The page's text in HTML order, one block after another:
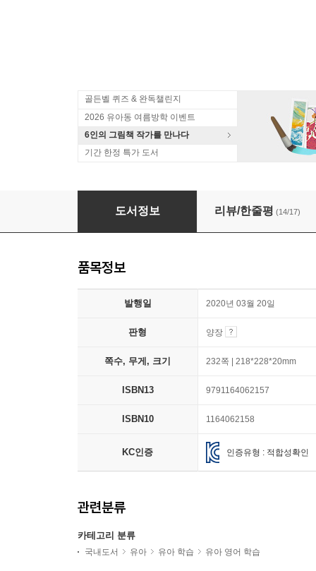
골든벨 퀴즈 & 완독챌린지
2026 유아동 여름방학 이벤트
6인의 그림책 작가를 만나다
기간 한정 특가 도서
기적의 세마디 영어 A세트
도서정보 리뷰/한줄평 (14/17)
품목정보
발행일 2020년 03월 20일
판형 양장
쪽수, 무게, 크기 232쪽 | 218*228*20mm
ISBN13 9791164062157
ISBN10 1164062158
KC인증 인증유형 : 적합성확인
관련분류
카테고리 분류
국내도서 유아 유아 학습 유아 영어 학습